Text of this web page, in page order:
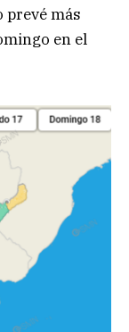
prevé más
en el